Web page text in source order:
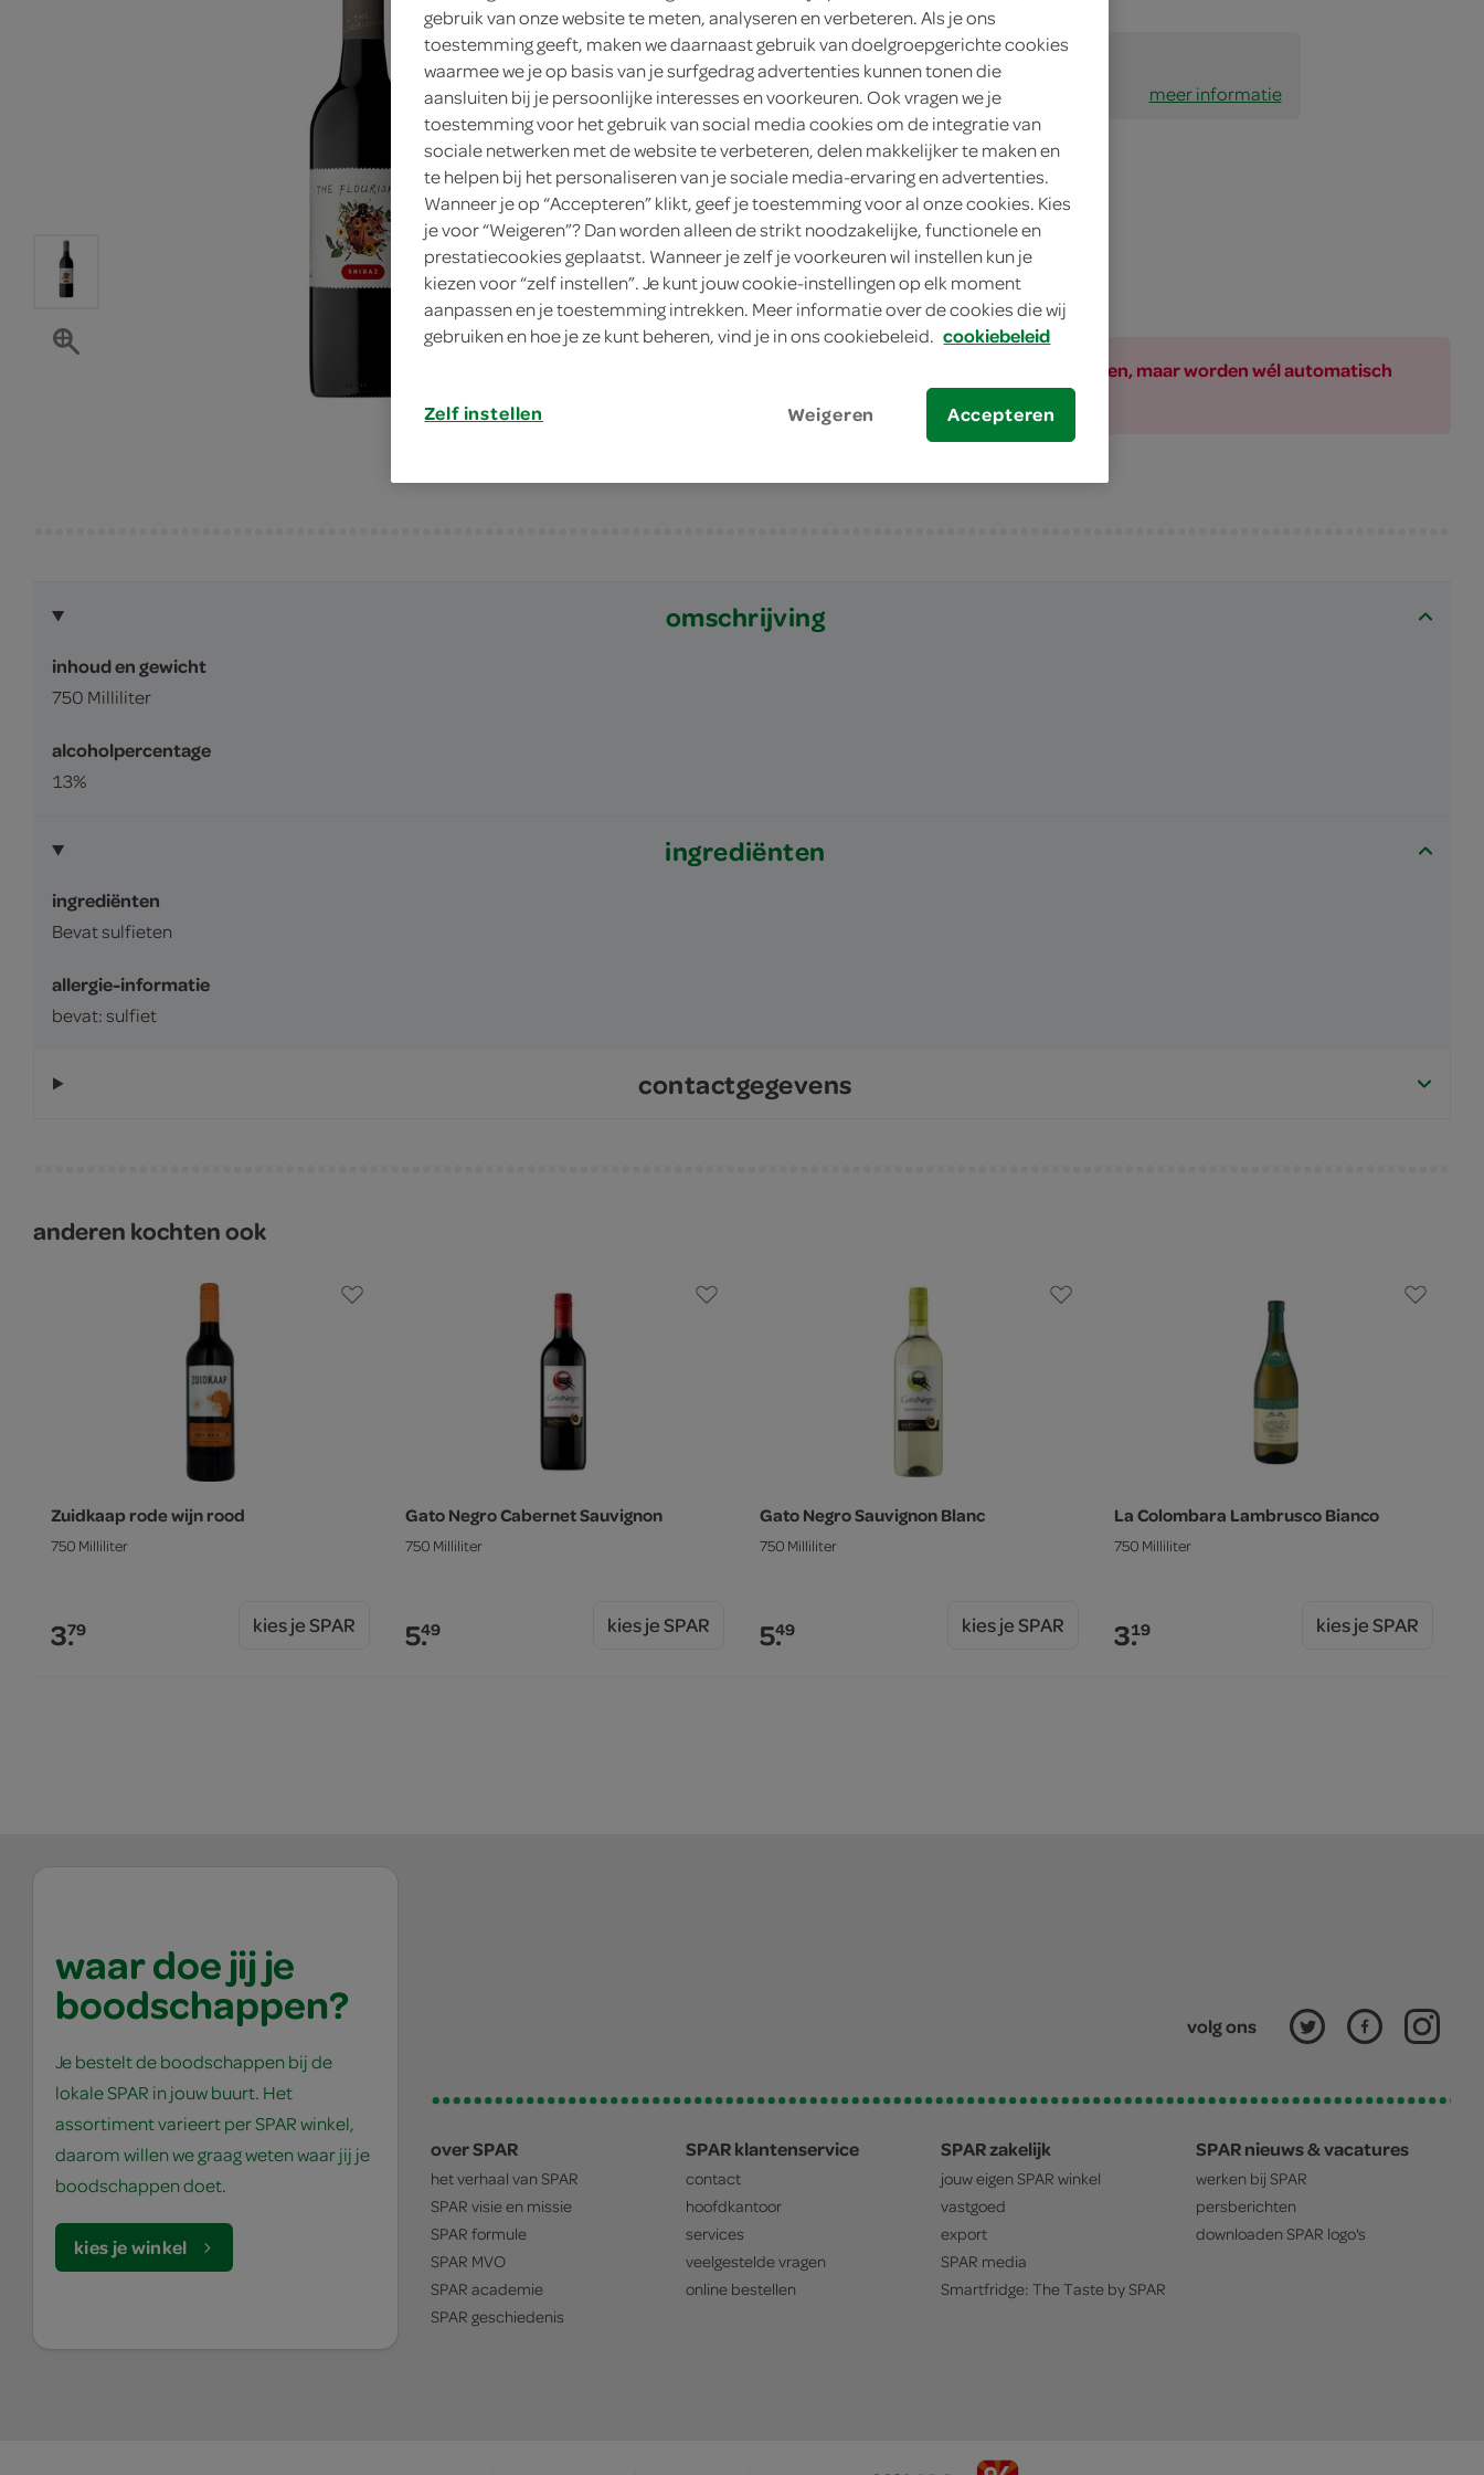
< 25 jaar? Laat je legitimatie zien
< 18 jaar verkopen wij geen alcohol
meer informatie
5.
99
750 Milliliter
in winkelmand
Let op: aanbiedingen zijn niet zichtbaar bij de producten, maar worden wél automatisch
omschrijving
inhoud en gewicht
750 Milliliter
alcoholpercentage
13%
ingrediënten
ingrediënten
Bevat sulfieten
allergie-informatie
bevat: sulfiet
contactgegevens
anderen kochten ook
Zuidkaap rode wijn rood
750 Milliliter
3.79 kies je SPAR
Gato Negro Cabernet Sauvignon
750 Milliliter
5.49 kies je SPAR
Gato Negro Sauvignon Blanc
750 Milliliter
5.49 kies je SPAR
La Colombara Lambrusco Bianco
750 Milliliter
3.19 kies je SPAR
waar doe jij je
boodschappen?
Je bestelt de boodschappen bij de
lokale SPAR in jouw buurt. Het
assortiment varieert per SPAR winkel,
daarom willen we graag weten waar jij je
boodschappen doet.
kies je winkel
volg ons
over SPAR
het verhaal van SPAR
SPAR visie en missie
SPAR formule
SPAR MVO
SPAR academie
SPAR geschiedenis
SPAR klantenservice
contact
hoofdkantoor
services
veelgestelde vragen
online bestellen
SPAR zakelijk
jouw eigen SPAR winkel
vastgoed
export
SPAR media
Smartfridge: The Taste bySPAR
SPAR nieuws & vacatures
werken bij SPAR
persberichten
downloaden SPAR logo's
gebruik van onze website te meten, analyseren en verbeteren. Als je ons
toestemming geeft, maken we daarnaast gebruik van doelgroepgerichte cookies
waarmee we je op basis van je surfgedrag advertenties kunnen tonen die
aansluiten bij je persoonlijke interesses en voorkeuren. Ook vragen we je
toestemming voor het gebruik van social media cookies om de integratie van
sociale netwerken met de website te verbeteren, delen makkelijker te maken en
te helpen bij het personaliseren van je sociale media-ervaring en advertenties.
Wanneer je op “Accepteren” klikt, geef je toestemming voor al onze cookies. Kies
je voor “Weigeren”? Dan worden alleen de strikt noodzakelijke, functionele en
prestatiecookies geplaatst. Wanneer je zelf je voorkeuren wil instellen kun je
kiezen voor “zelf instellen”. Je kunt jouw cookie-instellingen op elk moment
aanpassen en je toestemming intrekken. Meer informatie over de cookies die wij
gebruiken en hoe je ze kunt beheren, vind je in ons cookiebeleid. cookiebeleid
Zelf instellen Weigeren Accepteren